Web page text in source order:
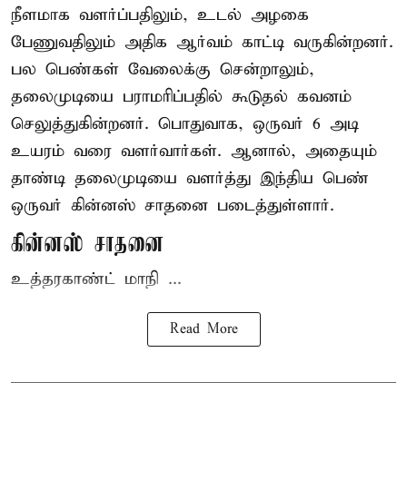
நீளமாக வளர்ப்பதிலும், உடல் அழகை
பேணுவதிலும் அதிக ஆர்வம் காட்டி வருகின்றனர்.
பல பெண்கள் வேலைக்கு சென்றாலும்,
தலைமுடியை பராமரிப்பதில் கூடுதல் கவனம்
செலுத்துகின்றனர். பொதுவாக, ஒருவர் 6 அடி
உயரம் வரை வளர்வார்கள். ஆனால், அதையும்
தாண்டி தலைமுடியை வளர்த்து இந்திய பெண்
ஒருவர் கின்னஸ் சாதனை படைத்துள்ளார்.
கின்னஸ் சாதனை
உத்தரகாண்ட் மாநி ...
Read More